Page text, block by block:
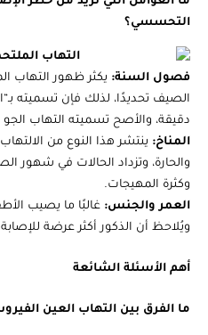
التحسسي؟
فصول السنة: يكثر ظهور التهاب
الصيف تحديدًا، لذلك فإن تسميته
دقيقة، والأصح تسميته التهاب الجو
المناخ: ينتشر هذا النوع من
والحارة، وتزداد الحالات في شهور
وكثرة المهيجات.
العمر والجنس:
ويُلاحظ أن الذكور أكثر عرضة للإصابة
أهم الأسئلة الشائعة
ما الفرق بين التهاب العين